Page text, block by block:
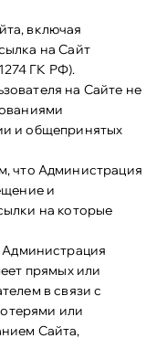
включая
на Сайт
ГК РФ).
на Сайте не
и общепринятых
что Администрация
и
на которые
прямых или
в связи с
или
Сайта,